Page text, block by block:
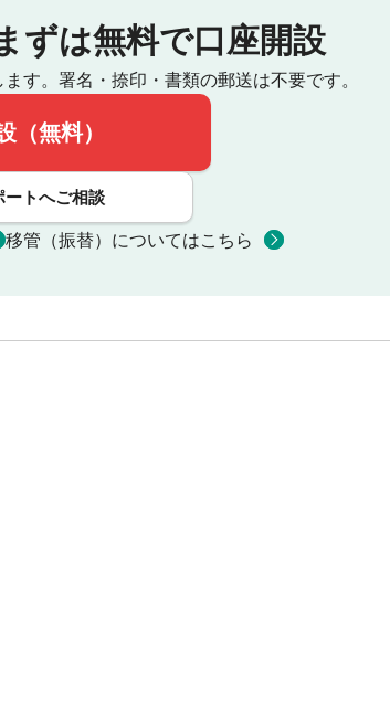
ずは無料で口座開設
す。 署名・捺印・書類の郵送は不要です。
（無料）
ートへご相談
移管（振替）についてはこちら